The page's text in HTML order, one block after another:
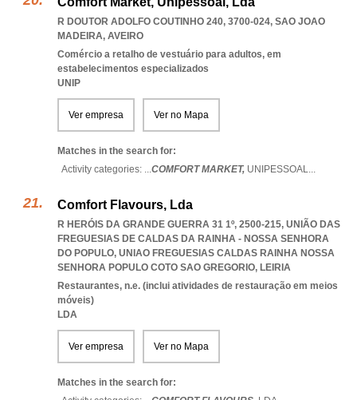
R DOUTOR ADOLFO COUTINHO 240, 3700-024, SAO JOAO
MADEIRA, AVEIRO
Comércio a retalho de vestuário para adultos, em
estabelecimentos especializados
UNIP
Ver empresa Ver no Mapa
Matches in the search for:
Activity categories: ...COMFORT MARKET, UNIPESSOAL...
Comfort Flavours, Lda
R HERÓIS DA GRANDE GUERRA 31 1º, 2500-215, UNIÃO DAS
FREGUESIAS DE CALDAS DA RAINHA - NOSSA SENHORA
DO POPULO, UNIAO FREGUESIAS CALDAS RAINHA NOSSA
SENHORA POPULO COTO SAO GREGORIO, LEIRIA
Restaurantes, n.e. (inclui atividades de restauração em meios
móveis)
LDA
Ver empresa Ver no Mapa
Matches in the search for: